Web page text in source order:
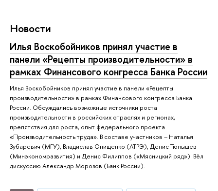
Новости
Илья Воскобойников принял участие в
панели «Рецепты производительности» в
рамках Финансового конгресса Банка России
Илья Воскобойников принял участие в панели «Рецепты
производительности» в рамках Финансового конгресса Банка
России. Обсуждались возможные источники роста
производительности в российских отраслях и регионах,
препятствия для роста, опыт федерального проекта
«Производительность труда». В составе участников – Наталья
Зубаревич (МГУ), Владислав Онищенко (АТРЭ), Денис Тюпышев
(Минэкономразвития) и Денис Филиппов («Мясницкий ряд»). Вёл
дискуссию Александр Морозов (Банк России).